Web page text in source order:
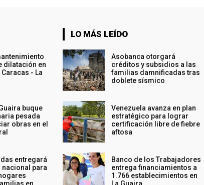
dilatación en
Caracas - La
buque
pesada
obras en el
entregará
nacional para
LO MÁS LEÍDO
Asobanca otorgará
créditos y subsidios a las
familias damnificadas tras
doblete sísmico
Venezuela avanza en plan
estratégico para lograr
certificación libre de fiebre
aftosa
Banco de los Trabajadores
entrega financiamientos a
1.766 establecimientos en